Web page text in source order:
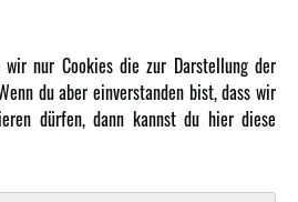
von Amewi
wir nur Cookies die zur Darstellung der
du aber einverstanden bist, dass wir
dürfen, dann kannst du hier diese